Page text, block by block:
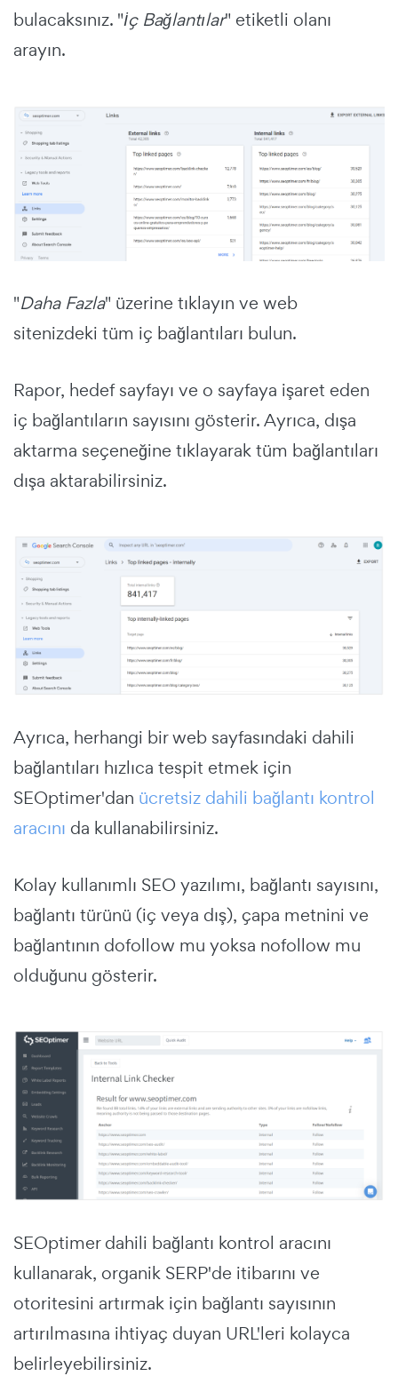
bulacaksınız. "İç Bağlantılar" etiketli olanı
arayın.
"Daha Fazla" üzerine tıklayın ve web
sitenizdeki tüm iç bağlantıları bulun.
Rapor, hedef sayfayı ve o sayfaya işaret eden
iç bağlantıların sayısını gösterir. Ayrıca, dışa
aktarma seçeneğine tıklayarak tüm bağlantıları
dışa aktarabilirsiniz.
Ayrıca, herhangi bir web sayfasındaki dahili
bağlantıları hızlıca tespit etmek için
SEOptimer'dan ücretsiz dahili bağlantı kontrol
aracını da kullanabilirsiniz.
Kolay kullanımlı SEO yazılımı, bağlantı sayısını,
bağlantı türünü (iç veya dış), çapa metnini ve
bağlantının dofollow mu yoksa nofollow mu
olduğunu gösterir.
SEOptimer dahili bağlantı kontrol aracını
kullanarak, organik SERP'de itibarını ve
otoritesini artırmak için bağlantı sayısının
artırılmasına ihtiyaç duyan URL'leri kolayca
belirleyebilirsiniz.